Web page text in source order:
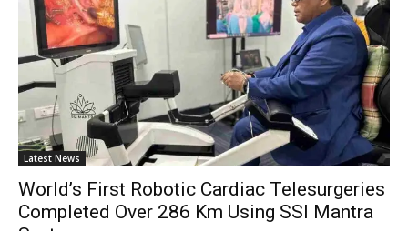
Latest News
World’s First Robotic Cardiac Telesurgeries
Completed Over 286 Km Using SSI Mantra